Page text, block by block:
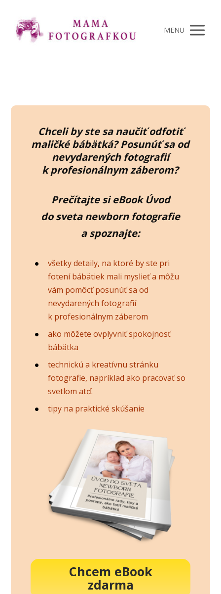
MENU
Chceli by ste sa naučiť odfotiť
maličké bábätká? Posunúť sa od
nevydarených fotografií
k profesionálnym záberom?
Prečítajte si eBook Úvod
do sveta newborn fotografie
a spoznajte:
všetky detaily, na ktoré by ste pri
fotení bábätiek mali myslieť a môžu
vám pomôcť posunúť sa od
nevydarených fotografií
k profesionálnym záberom
ako môžete ovplyvniť spokojnosť
bábätka
technickú a kreatívnu stránku
fotografie, napríklad ako pracovať so
svetlom atď.
tipy na praktické skúšanie
Chcem eBook
zdarma